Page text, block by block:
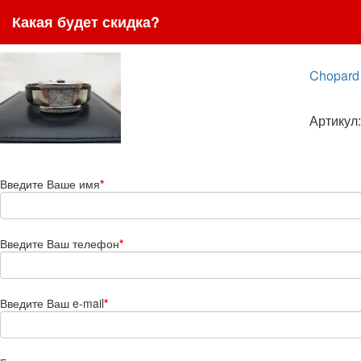
Какая будет скидка?
Введите Ваше имя*
Введите Ваш телефон*
Введите Ваш e-mail*